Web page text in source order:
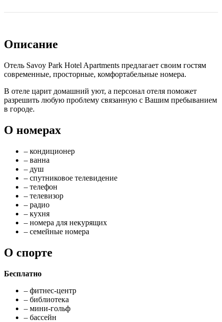
Описание
Отель Savoy Park Hotel Apartments предлагает своим гостям
современные, просторные, комфортабельные номера.
В отеле царит домашний уют, а персонал отеля поможет
разрешить любую проблему связанную с Вашим пребыванием
в городе.
О номерах
– кондиционер
– ванна
– душ
– спутниковое телевидение
– телефон
– телевизор
– радио
– кухня
– номера для некурящих
– семейные номера
О спорте
Бесплатно
– фитнес-центр
– библиотека
– мини-гольф
– бассейн